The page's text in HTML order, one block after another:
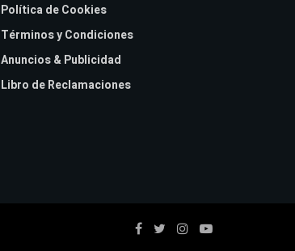
Política de Cookies
Términos y Condiciones
Anuncios & Publicidad
Libro de Reclamaciones